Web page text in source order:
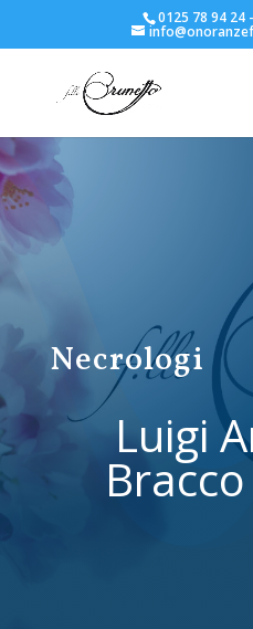
0125 78 94 24
Necrologi
Luigi
Bracco